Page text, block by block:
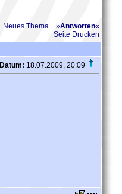
Neues Thema »Antworten«
Seite Drucken
Datum: 18.07.2009, 20:09